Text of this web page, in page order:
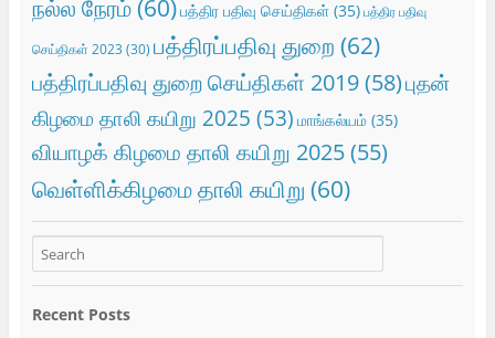
நல்ல நேரம்(60)பத்திர பதிவு செய்திகள்(35) பத்திர பதிவு
செய்திகள் 2023 (30) பத்திரப்பதிவு துறை (62)
பத்திரப்பதிவு துறை செய்திகள் 2019(58)புதன்
கிழமை தாலி கயிறு 2025 (53) மாங்கல்யம்(35)
வியாழக் கிழமை தாலி கயிறு 2025(55)
வெள்ளிக்கிழமை தாலி கயிறு (60)
Recent Posts